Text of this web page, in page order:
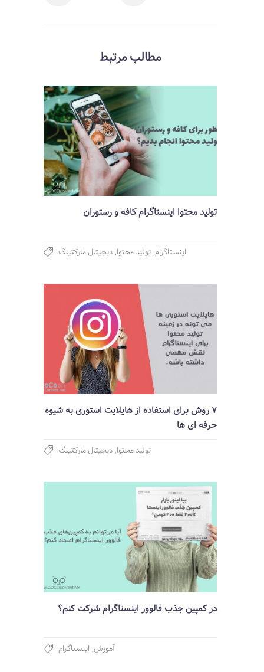
مطالب مرتبط
تولید محتوا اینستاگرام کافه و رستوران
اینستاگرام, تولید محتوا, دیجیتال مارکتینگ
7 روش برای استفاده از هایلایت استوری به شیوه
حرفه ای ها
تولید محتوا, دیجیتال مارکتینگ
در کمپین جذب فالوور اینستاگرام شرکت کنم؟
آموزش, اینستاگرام